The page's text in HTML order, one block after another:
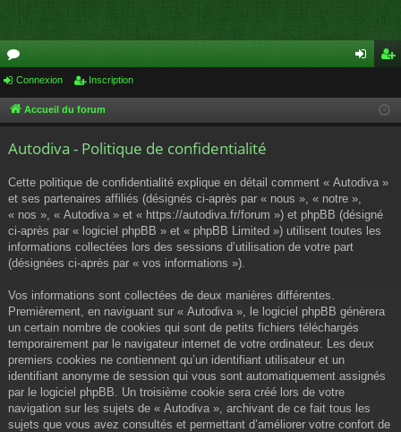
or
u cri
Connexion Inscription
Accueil du forum
Autodiva - Politique de confidentialité
Cette politique de confidentialité explique en détail comment « Autodiva »
et ses partenaires affiliés (désignés ci-après par « nous », « notre »,
« nos », « Autodiva » et « https://autodiva.fr/forum ») et phpBB (désigné
ci-après par « logiciel phpBB » et « phpBB Limited ») utilisent toutes les
informations collectées lors des sessions d’utilisation de votre part
(désignées ci-après par « vos informations »).
Vos informations sont collectées de deux manières différentes.
Premièrement, en naviguant sur « Autodiva », le logiciel phpBB génèrera
un certain nombre de cookies qui sont de petits fichiers téléchargés
temporairement par le navigateur internet de votre ordinateur. Les deux
premiers cookies ne contiennent qu’un identifiant utilisateur et un
identifiant anonyme de session qui vous sont automatiquement assignés
par le logiciel phpBB. Un troisième cookie sera créé lors de votre
navigation sur les sujets de « Autodiva », archivant de ce fait tous les
sujets que vous avez consultés et permettant d’améliorer votre confort de